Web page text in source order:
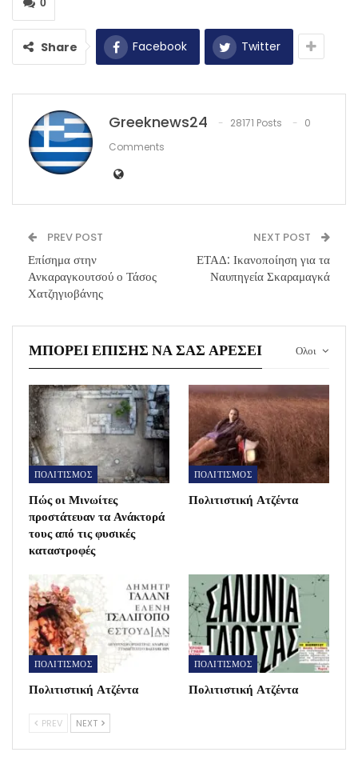
Share Facebook Twitter
Greeknews24 28171 Posts
0
Comments
PREV POST
Επίσημα στην
Ανκαραγκουτσού ο Τάσος
Χατζηγιοβάνης
NEXT POST
ΕΤΑΔ: Ικανοποίηση για τα
Ναυπηγεία Σκαραμαγκά
Ολοι
ΜΠΟΡΕΊ ΕΠΊΣΗΣ ΝΑ ΣΑΣ ΑΡΈΣΕΙ
ΠΟΛΙΤΙΣΜΟΣ
Πώς οι Μινωίτες
προστάτευαν τα Ανάκτορά
τους από τις φυσικές
καταστροφές
ΠΟΛΙΤΙΣΜΟΣ
Πολιτιστική Ατζέντα
ΠΟΛΙΤΙΣΜΟΣ
Πολιτιστική Ατζέντα
ΠΟΛΙΤΙΣΜΟΣ
Πολιτιστική Ατζέντα
PREV NEXT